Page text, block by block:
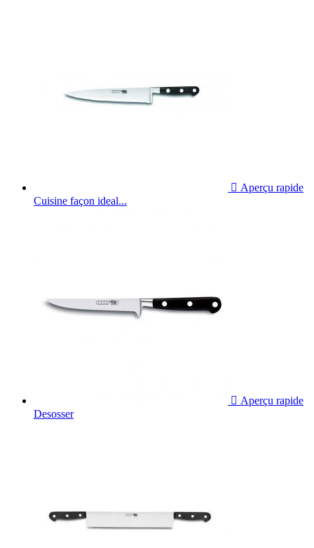
 Aperçu rapide
Cuisine façon ideal...
 Aperçu rapide
Desosser